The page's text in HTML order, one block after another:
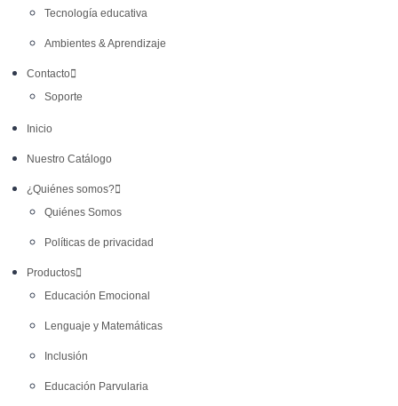
Tecnología educativa
Ambientes & Aprendizaje
Contacto
Soporte
Inicio
Nuestro Catálogo
¿Quiénes somos?
Quiénes Somos
Políticas de privacidad
Productos
Educación Emocional
Lenguaje y Matemáticas
Inclusión
Educación Parvularia